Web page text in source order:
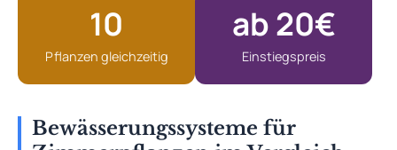
10
Pflanzen gleichzeitig
ab 20€
Einstiegspreis
Bewässerungssysteme für